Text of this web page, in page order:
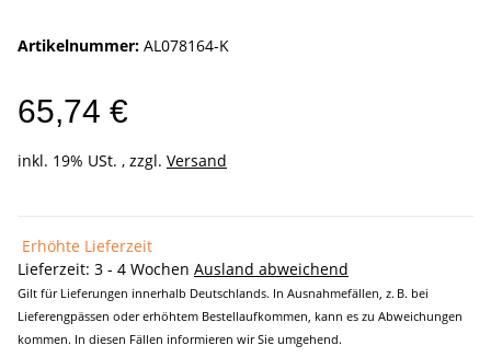
Artikelnummer: AL078164-K
65,74 €
inkl. 19% USt. , zzgl. Versand
Erhöhte Lieferzeit
Lieferzeit: 3 - 4 Wochen Ausland abweichend
Gilt für Lieferungen innerhalb Deutschlands. In Ausnahmefällen, z. B. bei
Lieferengpässen oder erhöhtem Bestellaufkommen, kann es zu Abweichungen
kommen. In diesen Fällen informieren wir Sie umgehend.